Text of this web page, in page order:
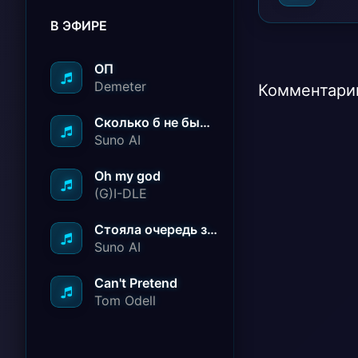
В ЭФИРЕ
ОП
Demeter
Сколько б не было вам лет не грустите
Suno AI
Oh my god
(G)I-DLE
Стояла очередь за радостью
Suno AI
Can't Pretend
Tom Odell